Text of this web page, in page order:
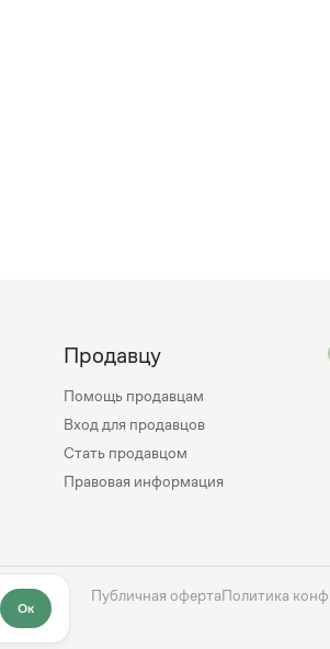
Продавцу
Помощь продавцам
Вход для продавцов
Стать продавцом
Правовая информация
Публичная офертаПолитика
Ок